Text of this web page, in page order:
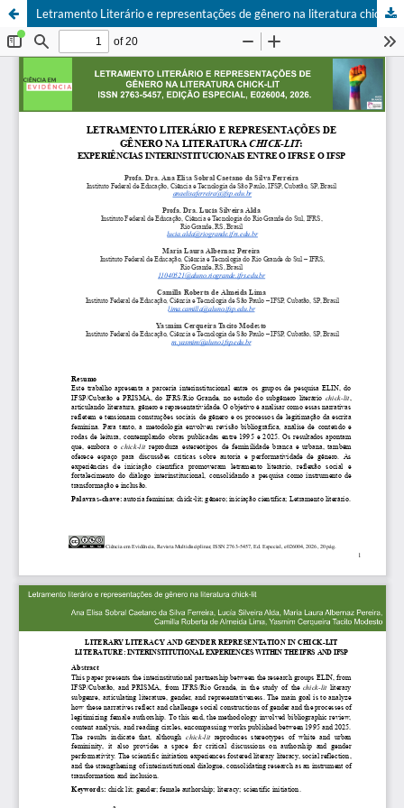
Letramento Literário e representações de gênero na literatura chick-lit